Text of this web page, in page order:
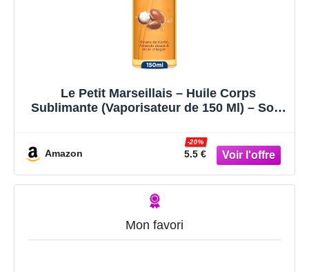
Le Petit Marseillais – Huile Corps
Sublimante (Vaporisateur de 150 Ml) – Soin
Corps au Beurre de Karité, Amande Douce
et Huile d'Argan
Amazon 5.5 €
-20%
Mon favori